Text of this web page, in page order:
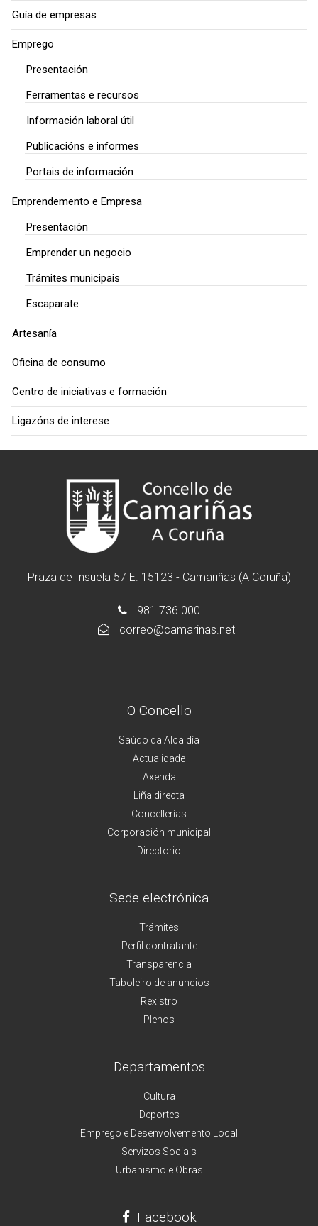
Guía de empresas
Emprego
Presentación
Ferramentas e recursos
Información laboral útil
Publicacións e informes
Portais de información
Emprendemento e Empresa
Presentación
Emprender un negocio
Trámites municipais
Escaparate
Artesanía
Oficina de consumo
Centro de iniciativas e formación
Ligazóns de interese
Praza de Insuela 57 E. 15123 - Camariñas (A Coruña)
981 736 000
correo@camarinas.net
O Concello
Saúdo da Alcaldía
Actualidade
Axenda
Liña directa
Concellerías
Corporación municipal
Directorio
Sede electrónica
Trámites
Perfil contratante
Transparencia
Taboleiro de anuncios
Rexistro
Plenos
Departamentos
Cultura
Deportes
Emprego e Desenvolvemento Local
Servizos Sociais
Urbanismo e Obras
Facebook